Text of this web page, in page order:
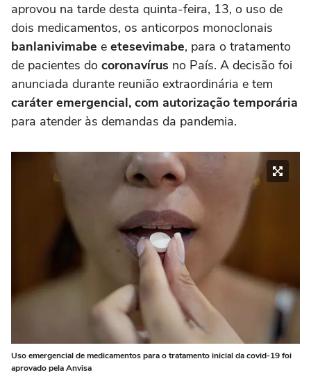
aprovou na tarde desta quinta-feira, 13, o uso de
dois medicamentos, os anticorpos monoclonais
banlanivimabe e etesevimabe, para o tratamento
de pacientes do coronavírus no País. A decisão foi
anunciada durante reunião extraordinária e tem
caráter emergencial, com autorização temporária
para atender às demandas da pandemia.
Uso emergencial de medicamentos para o tratamento inicial da covid-19 foi
aprovado pela Anvisa